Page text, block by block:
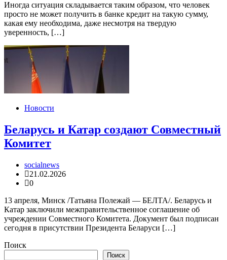
Иногда ситуация складывается таким образом, что человек
просто не может получить в банке кредит на такую сумму,
какая ему необходима, даже несмотря на твердую
уверенность, […]
Новости
Беларусь и Катар создают Совместный
Комитет
socialnews
21.02.2026
0
13 апреля, Минск /Татьяна Полежай — БЕЛТА/. Беларусь и
Катар заключили межправительственное соглашение об
учреждении Совместного Комитета. Документ был подписан
сегодня в присутствии Президента Беларуси […]
Поиск
Поиск